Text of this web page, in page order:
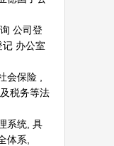
公司登
办公室
会保险 ,
税务等法
系统, 具
体系,